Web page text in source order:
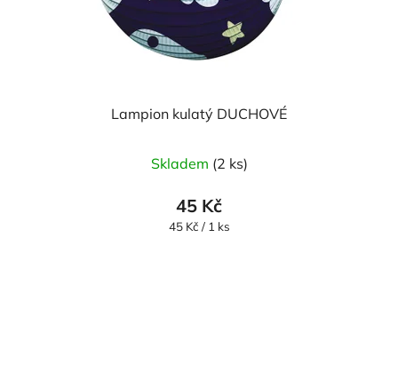
Lampion kulatý DUCHOVÉ
Skladem (2 ks)
45 Kč
Měrná
45 Kč / 1 ks